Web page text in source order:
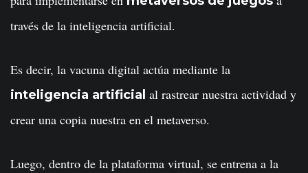
través de la inteligencia artificial.
Es decir, la vacuna digital actúa mediante la
inteligencia artificial al rastrear nuestra actividad y
crear una copia nuestra en el metaverso.
Luego, dentro de la plataforma virtual, se entrena a la